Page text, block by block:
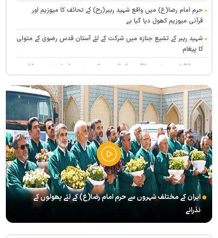
حرم امام رضا(ع) میں واقع شہید رہبر(رح) کے تحائف کا میوزیم اور
قرآنی میوزیم کھول دیا گیا ہے
شہید رہبر کے تشیع جنازہ میں شرکت کے لئے آستان قدس رضوی کے متولی
کا پیغام
بین الاقوامی سطح پر ’’قومو للہ‘‘ نعرے کی تشریح کے لئے نشست کا
انعقاد
’’قائد الامۃ‘‘ کے عنوان سے لائیو ٹی وی پروگرام
رہبرشہید کے سوگواروں کے لئے کرامت رضوی فاؤنڈیشن کی جانب سے
پذیرائي کا وسیع انتظام
(( آقای شہید ایران )) نامی چار جلدوں پر مشتمل کتاب منظرعام پر
آگئی
شہید رہبر(رح) ایک قرآنی نابغہ اور قرآنی احکامات پرعمل کرنے والی
شخصیت تھے؛ استاد پناہی
رہبرشہید کے وداع کے ا یام میں حرم مطہر رضوی بند نہيں ہوگا
رہبرشہید ( رحمت اللہ علیہ ) کی یاد میں رضوی کتابخانہ اور میوزیمز
میں تعزیتی جلسوں اور خصوصی پروگراموں کا انعقاد
ایران کے مختلف شہروں سے حرم امام رضا(ع) کے لئے پھولوں کے
نذرانے